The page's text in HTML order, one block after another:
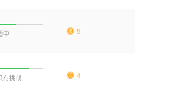
中 5
有挑战 4